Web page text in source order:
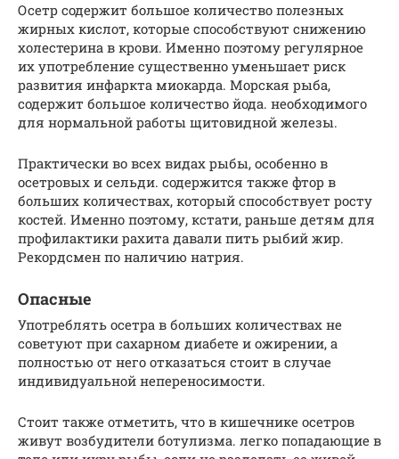
Осетр содержит большое количество полезных
жирных кислот, которые способствуют снижению
холестерина в крови. Именно поэтому регулярное
их употребление существенно уменьшает риск
развития инфаркта миокарда. Морская рыба,
содержит большое количество йода. необходимого
для нормальной работы щитовидной железы.
Практически во всех видах рыбы, особенно в
осетровых и сельди. содержится также фтор в
больших количествах, который способствует росту
костей. Именно поэтому, кстати, раньше детям для
профилактики рахита давали пить рыбий жир.
Рекордсмен по наличию натрия.
Опасные
Употреблять осетра в больших количествах не
советуют при сахарном диабете и ожирении, а
полностью от него отказаться стоит в случае
индивидуальной непереносимости.
Стоит также отметить, что в кишечнике осетров
живут возбудители ботулизма. легко попадающие в